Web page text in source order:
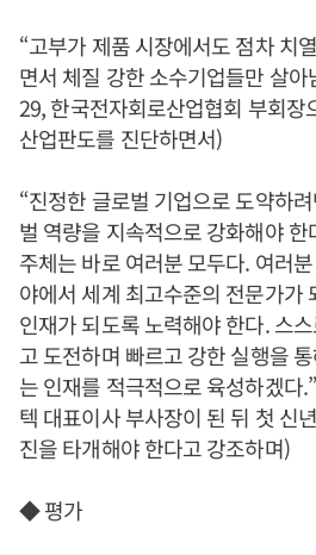
“고부가 제품 시장에서도 점차 치
면서 체질 강한 소수기업들만 살
29, 한국전자회로산업협회 부회장
산업판도를 진단하면서)
“진정한 글로벌 기업으로 도약하
벌 역량을 지속적으로 강화해야
주체는 바로 여러분 모두다. 여러
야에서 세계 최고수준의 전문가가
인재가 되도록 노력해야 한다. 스
고 도전하며 빠르고 강한 실행을
는 인재를 적극적으로 육성하겠다
텍 대표이사 부사장이 된 뒤 첫 신
진을 타개해야 한다고 강조하며)
◆ 평가